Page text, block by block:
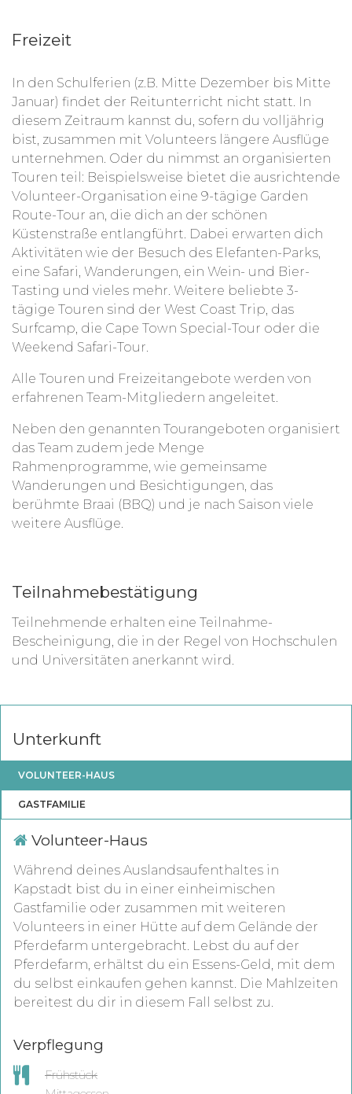
Freizeit
In den Schulferien (z.B. Mitte Dezember bis Mitte
Januar) findet der Reitunterricht nicht statt. In
diesem Zeitraum kannst du, sofern du volljährig
bist, zusammen mit Volunteers längere Ausflüge
unternehmen. Oder du nimmst an organisierten
Touren teil: Beispielsweise bietet die ausrichtende
Volunteer-Organisation eine 9-tägige Garden
Route-Tour an, die dich an der schönen
Küstenstraße entlangführt. Dabei erwarten dich
Aktivitäten wie der Besuch des Elefanten-Parks,
eine Safari, Wanderungen, ein Wein- und Bier-
Tasting und vieles mehr. Weitere beliebte 3-
tägige Touren sind der West Coast Trip, das
Surfcamp, die Cape Town Special-Tour oder die
Weekend Safari-Tour.
Alle Touren und Freizeitangebote werden von
erfahrenen Team-Mitgliedern angeleitet.
Neben den genannten Tourangeboten organisiert
das Team zudem jede Menge
Rahmenprogramme, wie gemeinsame
Wanderungen und Besichtigungen, das
berühmte Braai (BBQ) und je nach Saison viele
weitere Ausflüge.
Teilnahmebestätigung
Teilnehmende erhalten eine Teilnahme-
Bescheinigung, die in der Regel von Hochschulen
und Universitäten anerkannt wird.
Unterkunft
VOLUNTEER-HAUS
GASTFAMILIE
Volunteer-Haus
Während deines Auslandsaufenthaltes in
Kapstadt bist du in einer einheimischen
Gastfamilie oder zusammen mit weiteren
Volunteers in einer Hütte auf dem Gelände der
Pferdefarm untergebracht. Lebst du auf der
Pferdefarm, erhältst du ein Essens-Geld, mit dem
du selbst einkaufen gehen kannst. Die Mahlzeiten
bereitest du dir in diesem Fall selbst zu.
Verpflegung
Frühstück